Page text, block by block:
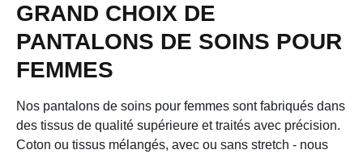
GRAND CHOIX DE
PANTALONS DE SOINS POUR
FEMMES
Nos pantalons de soins pour femmes sont fabriqués dans
des tissus de qualité supérieure et traités avec précision.
Coton ou tissus mélangés, avec ou sans stretch - nous